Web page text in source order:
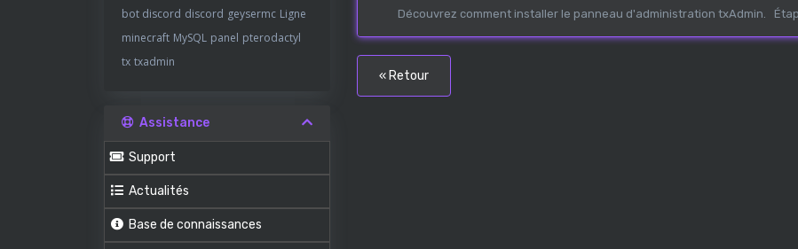
bot discord discord geysermc Ligne
minecraft MySQL panel pterodactyl
tx txadmin
Assistance
Support
Actualités
Base de connaissances
Découvrez comment installer le panneau d'administration txAdmin.
« Retour